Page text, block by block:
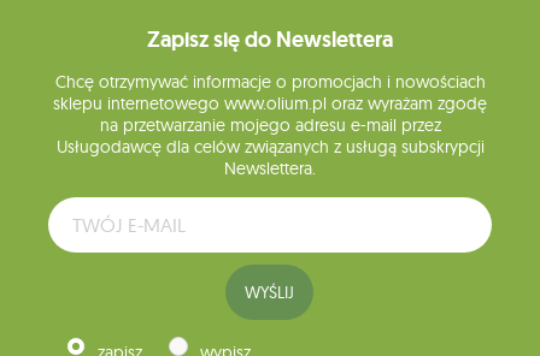
Zapisz się do Newslettera
Chcę otrzymywać informacje o promocjach i nowościach
sklepu internetowego www.olium.pl oraz wyrażam zgodę
na przetwarzanie mojego adresu e-mail przez
Usługodawcę dla celów związanych z usługą subskrypcji
Newslettera.
WYŚLIJ